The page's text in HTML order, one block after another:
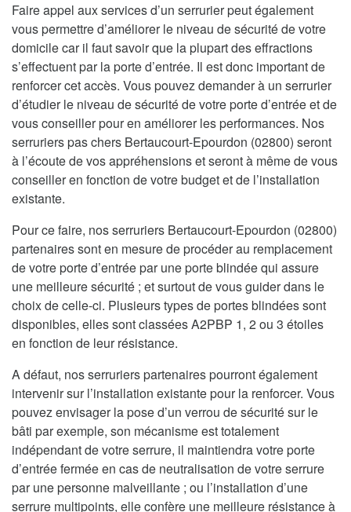
Faire appel aux services d’un serrurier peut également
vous permettre d’améliorer le niveau de sécurité de votre
domicile car il faut savoir que la plupart des effractions
s’effectuent par la porte d’entrée. Il est donc important de
renforcer cet accès. Vous pouvez demander à un serrurier
d’étudier le niveau de sécurité de votre porte d’entrée et de
vous conseiller pour en améliorer les performances. Nos
serruriers pas chers Bertaucourt-Epourdon (02800) seront
à l’écoute de vos appréhensions et seront à même de vous
conseiller en fonction de votre budget et de l’installation
existante.
Pour ce faire, nos serruriers Bertaucourt-Epourdon (02800)
partenaires sont en mesure de procéder au remplacement
de votre porte d’entrée par une porte blindée qui assure
une meilleure sécurité ; et surtout de vous guider dans le
choix de celle-ci. Plusieurs types de portes blindées sont
disponibles, elles sont classées A2PBP 1, 2 ou 3 étoiles
en fonction de leur résistance.
A défaut, nos serruriers partenaires pourront également
intervenir sur l’installation existante pour la renforcer. Vous
pouvez envisager la pose d’un verrou de sécurité sur le
bâti par exemple, son mécanisme est totalement
indépendant de votre serrure, il maintiendra votre porte
d’entrée fermée en cas de neutralisation de votre serrure
par une personne malveillante ; ou l’installation d’une
serrure multipoints, elle confère une meilleure résistance à